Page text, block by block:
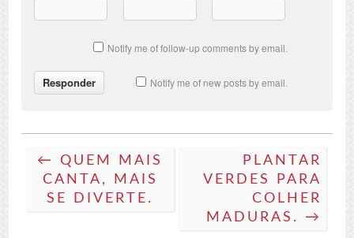
Notify me of follow-up comments by email.
Notify me of new posts by email.
← QUEM MAIS
CANTA, MAIS
SE DIVERTE.
PLANTAR
VERDES PARA
COLHER
MADURAS. →